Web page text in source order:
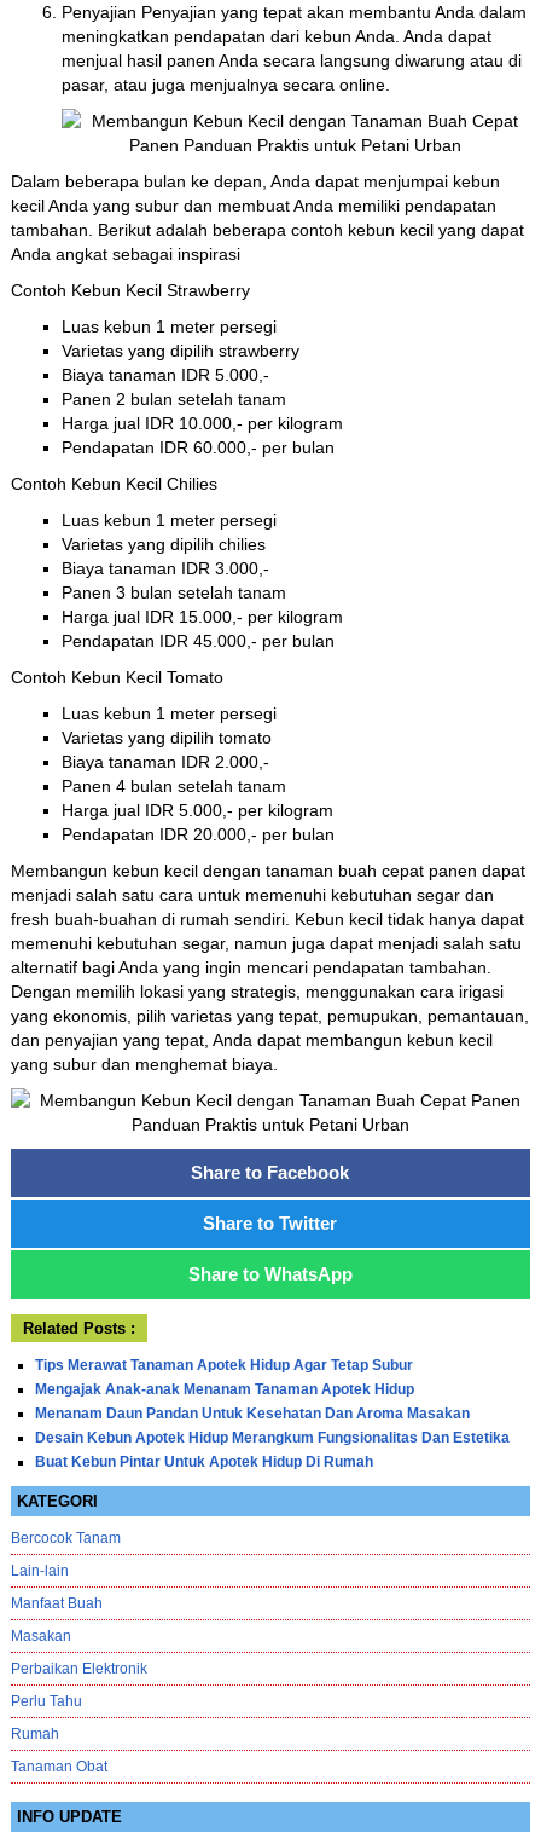
Penyajian Penyajian yang tepat akan membantu Anda dalam
meningkatkan pendapatan dari kebun Anda. Anda dapat
menjual hasil panen Anda secara langsung diwarung atau di
pasar, atau juga menjualnya secara online.
Dalam beberapa bulan ke depan, Anda dapat menjumpai kebun
kecil Anda yang subur dan membuat Anda memiliki pendapatan
tambahan. Berikut adalah beberapa contoh kebun kecil yang dapat
Anda angkat sebagai inspirasi
Contoh Kebun Kecil Strawberry
Luas kebun 1 meter persegi
Varietas yang dipilih strawberry
Biaya tanaman IDR 5.000,-
Panen 2 bulan setelah tanam
Harga jual IDR 10.000,- per kilogram
Pendapatan IDR 60.000,- per bulan
Contoh Kebun Kecil Chilies
Luas kebun 1 meter persegi
Varietas yang dipilih chilies
Biaya tanaman IDR 3.000,-
Panen 3 bulan setelah tanam
Harga jual IDR 15.000,- per kilogram
Pendapatan IDR 45.000,- per bulan
Contoh Kebun Kecil Tomato
Luas kebun 1 meter persegi
Varietas yang dipilih tomato
Biaya tanaman IDR 2.000,-
Panen 4 bulan setelah tanam
Harga jual IDR 5.000,- per kilogram
Pendapatan IDR 20.000,- per bulan
Membangun kebun kecil dengan tanaman buah cepat panen dapat
menjadi salah satu cara untuk memenuhi kebutuhan segar dan
fresh buah-buahan di rumah sendiri. Kebun kecil tidak hanya dapat
memenuhi kebutuhan segar, namun juga dapat menjadi salah satu
alternatif bagi Anda yang ingin mencari pendapatan tambahan.
Dengan memilih lokasi yang strategis, menggunakan cara irigasi
yang ekonomis, pilih varietas yang tepat, pemupukan, pemantauan,
dan penyajian yang tepat, Anda dapat membangun kebun kecil
yang subur dan menghemat biaya.
Share to Facebook
Share to Twitter
Share to WhatsApp
Related Posts :
Tips Merawat Tanaman Apotek Hidup Agar Tetap Subur
Mengajak Anak-anak Menanam Tanaman Apotek Hidup
Menanam Daun Pandan Untuk Kesehatan Dan Aroma Masakan
Desain Kebun Apotek Hidup Merangkum Fungsionalitas Dan Estetika
Buat Kebun Pintar Untuk Apotek Hidup Di Rumah
KATEGORI
Bercocok Tanam
Lain-lain
Manfaat Buah
Masakan
Perbaikan Elektronik
Perlu Tahu
Rumah
Tanaman Obat
INFO UPDATE